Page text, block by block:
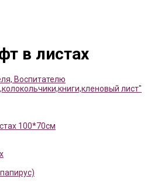
в листах
Воспитателю
лист"
100*70см